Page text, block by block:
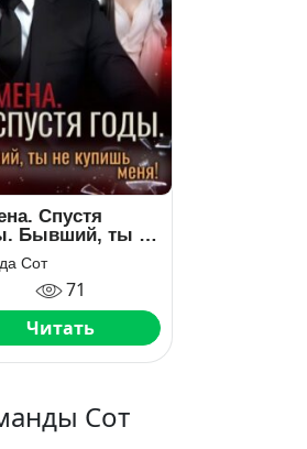
Спустя
Бывший, ты не
меня!
Сот
71
Читать
Сот